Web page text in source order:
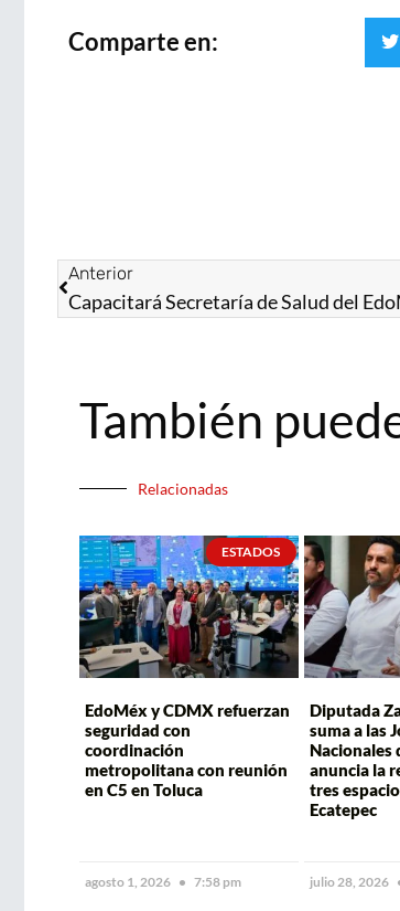
Comparte en:
Anterior
También
Relacionadas
ESTADOS
EdoMéx y CDMX refuerzan
seguridad con
coordinación
metropolitana con reunión
en C5 en Toluca
agosto 1, 2026 7:58 pm
Diputada
suma a las
Nacionales
anuncia la
tres
Ecatepec
julio 28, 2026